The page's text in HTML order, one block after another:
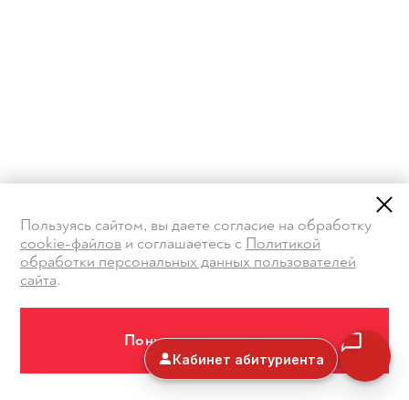
Пользуясь сайтом, вы даете согласие на обработку
cookie-файлови соглашаетесь с Политикой
обработки персональных данных пользователей
сайта.
Понимаю и принимаю